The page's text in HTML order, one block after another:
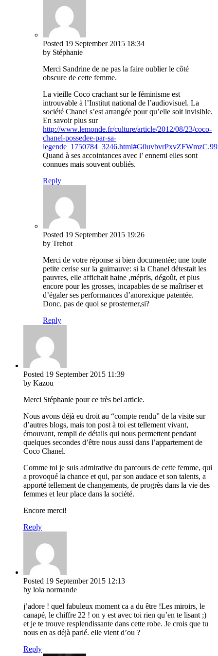
Posted 19 September 2015 18:34
by Stéphanie
Merci Sandrine de ne pas la faire oublier le côté
obscure de cette femme.
La vieille Coco crachant sur le féminisme est
introuvable à l’Institut national de l’audiovisuel. La
société Chanel s’est arrangée pour qu’elle soit invisible.
En savoir plus sur
http://www.lemonde.fr/culture/article/2012/08/23/coco-
chanel-possedee-par-sa-
legende_1750784_3246.html#G0uvbvrPxvZFWmzC.99
Quand à ses accointances avec l’ ennemi elles sont
connues mais souvent oubliés.
Reply
Posted 19 September 2015 19:26
by Trehot
Merci de votre réponse si bien documentée; une toute
petite cerise sur la guimauve: si la Chanel détestait les
pauvres, elle affichait haine ,mépris, dégoût, et plus
encore pour les grosses, incapables de se maîtriser et
d’égaler ses performances d’anorexique patentée.
Donc, pas de quoi se prosterner,si?
Reply
Posted 19 September 2015 11:39
by Kazou
Merci Stéphanie pour ce très bel article.
Nous avons déjà eu droit au “compte rendu” de la visite sur
d’autres blogs, mais ton post à toi est tellement vivant,
émouvant, rempli de détails qui nous permettent pendant
quelques secondes d’être nous aussi dans l’appartement de
Coco Chanel.
Comme toi je suis admirative du parcours de cette femme, qui
a provoqué la chance et qui, par son audace et son talents, a
apporté tellement de changements, de progrès dans la vie des
femmes et leur place dans la société.
Encore merci!
Reply
Posted 19 September 2015 12:13
by lola normande
j’adore ! quel fabuleux moment ca a du être !Les miroirs, le
canapé, le chiffre 22 ! on y est avec toi rien qu’en te lisant ;)
et je te trouve resplendissante dans cette robe. Je crois que tu
nous en as déjà parlé. elle vient d’ou ?
Reply